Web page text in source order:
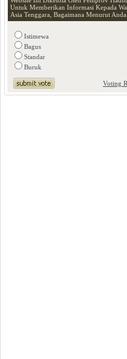
Untuk Memberikan Informasi Kepada
Asia Tenggara, Bagaimana Menurut
Istimewa
Bagus
Standar
Buruk
Voting